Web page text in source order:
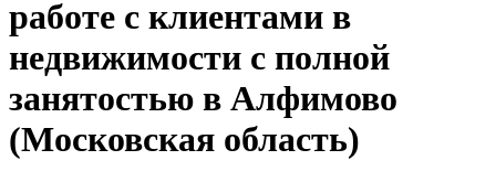
работе с клиентами в
недвижимости с полной
занятостью в Алфимово
(Московская область)